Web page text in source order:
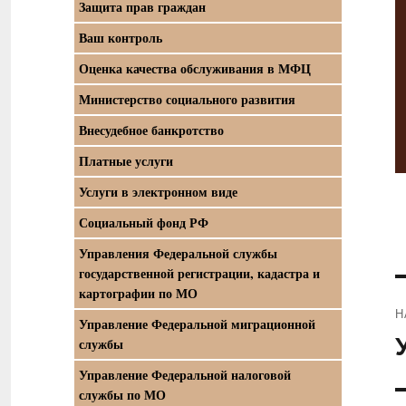
Защита прав граждан
Ваш контроль
Оценка качества обслуживания в МФЦ
Министерство социального развития
Внесудебное банкротство
Платные услуги
Услуги в электронном виде
Социальный фонд РФ
Управления Федеральной службы
государственной регистрации, кадастра и
картографии по МО
Управление Федеральной миграционной
службы
Управление Федеральной налоговой
службы по МО